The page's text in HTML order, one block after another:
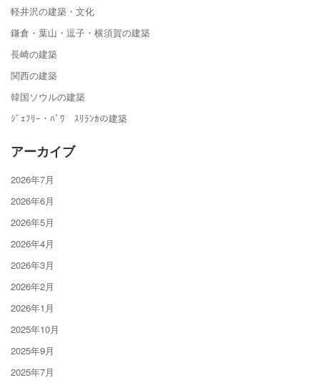
軽井沢の建築・文化
鎌倉・葉山・逗子・横須賀の建築
長崎の建築
関西の建築
韓国ソウルの建築
ｼﾞｪﾌﾘｰ・ﾊﾞﾜ ｽﾘﾗﾝｶの建築
アーカイブ
2026年7月
2026年6月
2026年5月
2026年4月
2026年3月
2026年2月
2026年1月
2025年10月
2025年9月
2025年7月